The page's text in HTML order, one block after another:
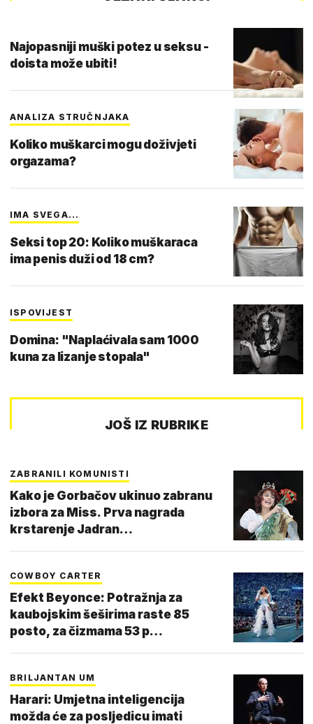
Najopasniji muški potez u seksu -
doista može ubiti!
ANALIZA STRUČNJAKA
Koliko muškarci mogu doživjeti
orgazama?
IMA SVEGA...
Seksi top 20: Koliko muškaraca
ima penis duži od 18 cm?
ISPOVIJEST
Domina: "Naplaćivala sam 1000
kuna za lizanje stopala"
JOŠ IZ RUBRIKE
ZABRANILI KOMUNISTI
Kako je Gorbačov ukinuo zabranu
izbora za Miss. Prva nagrada
krstarenje Jadran…
COWBOY CARTER
Efekt Beyonce: Potražnja za
kaubojskim šeširima raste 85
posto, za čizmama 53 p…
BRILJANTAN UM
Harari: Umjetna inteligencija
možda će za posljedicu imati